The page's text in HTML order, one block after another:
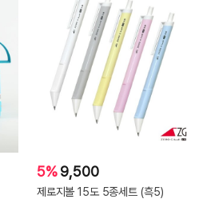
5%9,500
제로지볼 15도 5종세트 (흑5)